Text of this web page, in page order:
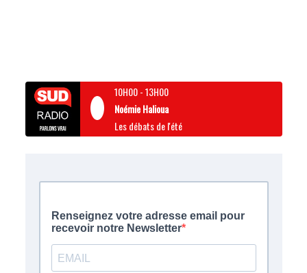
10H00-13H00
Noémie Halioua
Les débats de l'été